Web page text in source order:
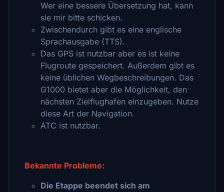
Wer eine bessere Übersetzung hat, kann
sie mir bitte schicken.
Zwischendurch gibt es eine englische
Sprachausgabe (TTS).
Das GPS ist nutzbar aber es ist keine
Flugroute gespeichert. Außerdem gibt es
keine üblichen Wegbeschreibungen. Das
G1000 bietet aber die Möglichkeit, den
nächsten Zielflughafen einzugeben. Nutze
diese Art der Navigation.
ATC ist nutzbar.
Bekannte Probleme:
Die Etappe beendet sich am